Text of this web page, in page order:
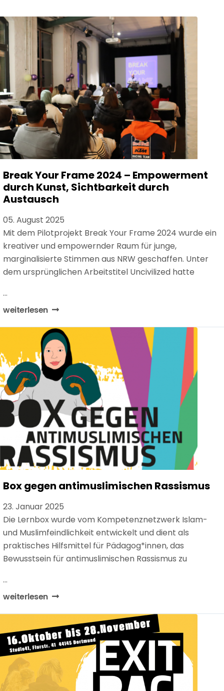
Break Your Frame 2024 – Empowerment
durch Kunst, Sichtbarkeit durch
Austausch
05. August 2025
Mit dem Pilotprojekt Break Your Frame 2024 wurde ein
kreativer und empowernder Raum für junge,
marginalisierte Stimmen aus NRW geschaffen. Unter
dem ursprünglichen Arbeitstitel Uncivilized hatte
...
weiterlesen
Box gegen antimuslimischen Rassismus
23. Januar 2025
Die Lernbox wurde vom Kompetenznetzwerk Islam-
und Muslimfeindlichkeit entwickelt und dient als
praktisches Hilfsmittel für Pädagog*innen, das
Bewusstsein für antimuslimischen Rassismus zu
...
weiterlesen